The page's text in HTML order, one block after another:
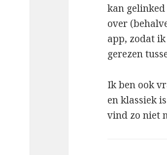
kan
over
app, zodat
gerezen
Ik ben ook
en klassiek
vind zo niet